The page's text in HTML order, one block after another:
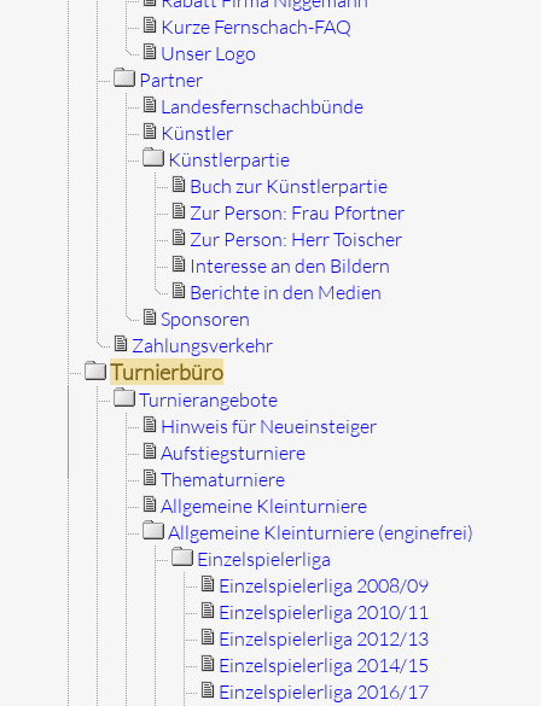
Kurze Fernschach-FAQ
Unser Logo
Partner
Landesfernschachbünde
Künstler
Künstlerpartie
Buch zur Künstlerpartie
Zur Person: Frau Pfortner
Zur Person: Herr Toischer
Interesse an den Bildern
Berichte in den Medien
Sponsoren
Zahlungsverkehr
Turnierbüro
Turnierangebote
Hinweis für Neueinsteiger
Aufstiegsturniere
Thematurniere
Allgemeine Kleinturniere
Allgemeine Kleinturniere (enginefrei)
Einzelspielerliga
Einzelspielerliga 2008/09
Einzelspielerliga 2010/11
Einzelspielerliga 2012/13
Einzelspielerliga 2014/15
Einzelspielerliga 2016/17